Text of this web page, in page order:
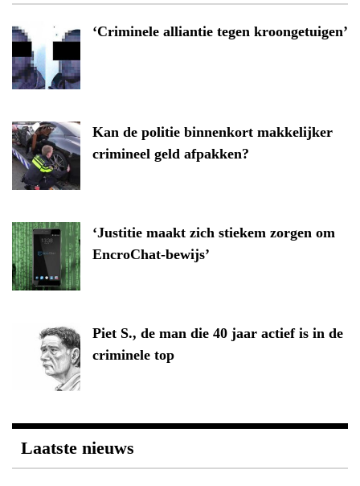
‘Criminele alliantie tegen kroongetuigen’
Kan de politie binnenkort makkelijker
crimineel geld afpakken?
‘Justitie maakt zich stiekem zorgen om
EncroChat-bewijs’
Piet S., de man die 40 jaar actief is in de
criminele top
Laatste nieuws